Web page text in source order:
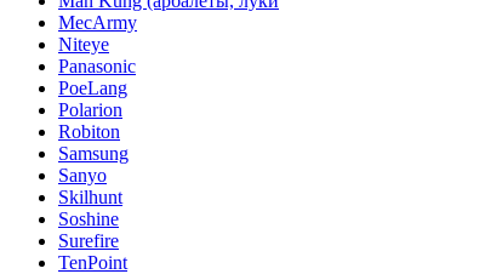
MecArmy
Niteye
Panasonic
PoeLang
Polarion
Robiton
Samsung
Sanyo
Skilhunt
Soshine
Surefire
TenPoint